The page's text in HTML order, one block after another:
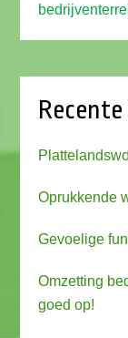
Oprukkende
Gevoelige
Omzetting
goed op!